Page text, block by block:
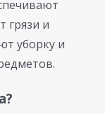
грязи и
уборку и